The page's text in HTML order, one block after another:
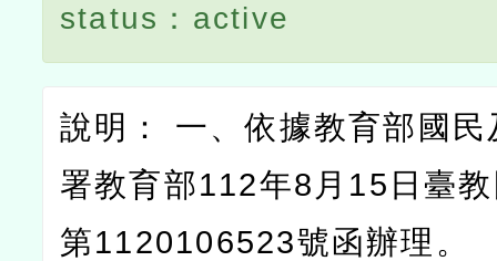
status：active
說明： 一、依據教育部國民
署教育部112年8月15日臺
第1120106523號函辦理。